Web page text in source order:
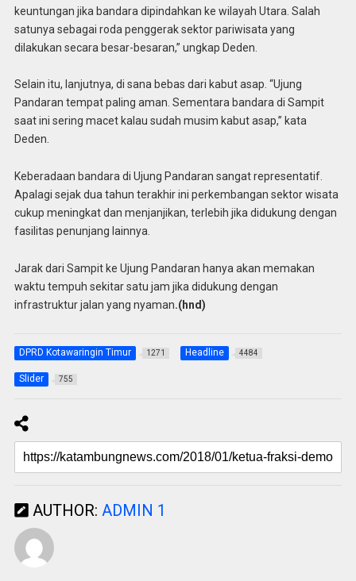
keuntungan jika bandara dipindahkan ke wilayah Utara. Salah
satunya sebagai roda penggerak sektor pariwisata yang
dilakukan secara besar-besaran,” ungkap Deden.
Selain itu, lanjutnya, di sana bebas dari kabut asap. “Ujung
Pandaran tempat paling aman. Sementara bandara di Sampit
saat ini sering macet kalau sudah musim kabut asap,” kata
Deden.
Keberadaan bandara di Ujung Pandaran sangat representatif.
Apalagi sejak dua tahun terakhir ini perkembangan sektor wisata
cukup meningkat dan menjanjikan, terlebih jika didukung dengan
fasilitas penunjang lainnya.
Jarak dari Sampit ke Ujung Pandaran hanya akan memakan
waktu tempuh sekitar satu jam jika didukung dengan
infrastruktur jalan yang nyaman.(hnd)
DPRD Kotawaringin Timur 1271 Headline 4484
Slider 755
AUTHOR: ADMIN 1